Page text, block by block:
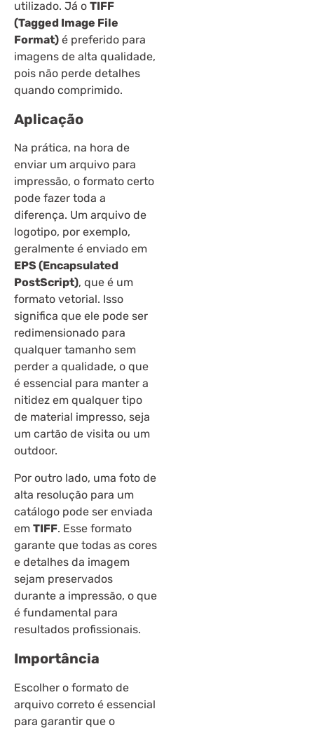
utilizado. Já o TIFF
(Tagged Image File
Format) é preferido para
imagens de alta qualidade,
pois não perde detalhes
quando comprimido.
Aplicação
Na prática, na hora de
enviar um arquivo para
impressão, o formato certo
pode fazer toda a
diferença. Um arquivo de
logotipo, por exemplo,
geralmente é enviado em
EPS (Encapsulated
PostScript), que é um
formato vetorial. Isso
significa que ele pode ser
redimensionado para
qualquer tamanho sem
perder a qualidade, o que
é essencial para manter a
nitidez em qualquer tipo
de material impresso, seja
um cartão de visita ou um
outdoor.
Por outro lado, uma foto de
alta resolução para um
catálogo pode ser enviada
em TIFF. Esse formato
garante que todas as cores
e detalhes da imagem
sejam preservados
durante a impressão, o que
é fundamental para
resultados profissionais.
Importância
Escolher o formato de
arquivo correto é essencial
para garantir que o